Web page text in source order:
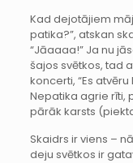
Kad dejotājiem
patika?”, atskan
“Jāaaaa!” Ja nu
šajos svētkos, tad
koncerti, “Es
Nepatika agrie rīti,
pārāk karsts
Skaidrs ir viens –
deju svētkos ir